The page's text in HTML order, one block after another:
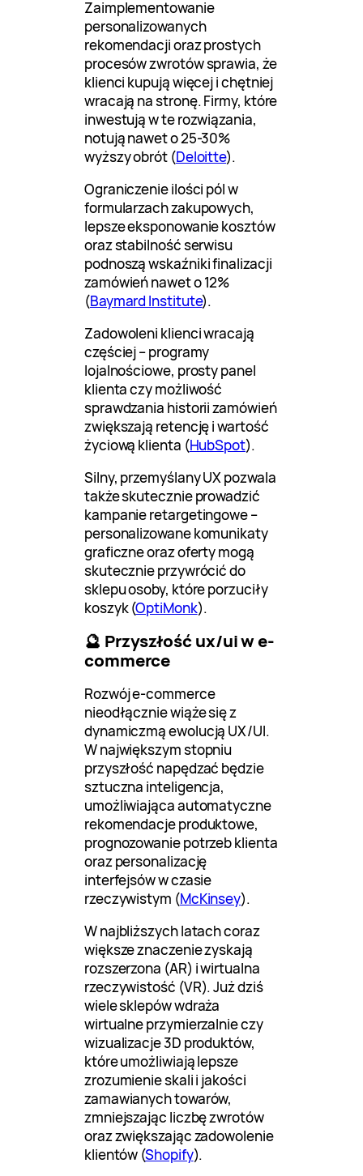
Zaimplementowanie
personalizowanych
rekomendacji oraz prostych
procesów zwrotów sprawia, że
klienci kupują więcej i chętniej
wracają na stronę. Firmy, które
inwestują w te rozwiązania,
notują nawet o 25-30%
wyższy obrót (Deloitte).
Ograniczenie ilości pól w
formularzach zakupowych,
lepsze eksponowanie kosztów
oraz stabilność serwisu
podnoszą wskaźniki finalizacji
zamówień nawet o 12%
(Baymard Institute).
Zadowoleni klienci wracają
częściej – programy
lojalnościowe, prosty panel
klienta czy możliwość
sprawdzania historii zamówień
zwiększają retencję i wartość
życiową klienta (HubSpot).
Silny, przemyślany UX pozwala
także skutecznie prowadzić
kampanie retargetingowe –
personalizowane komunikaty
graficzne oraz oferty mogą
skutecznie przywrócić do
sklepu osoby, które porzuciły
koszyk (OptiMonk).
🔮 Przyszłość ux/ui w e-
commerce
Rozwój e-commerce
nieodłącznie wiąże się z
dynamiczmą ewolucją UX/UI.
W największym stopniu
przyszłość napędzać będzie
sztuczna inteligencja,
umożliwiająca automatyczne
rekomendacje produktowe,
prognozowanie potrzeb klienta
oraz personalizację
interfejsów w czasie
rzeczywistym (McKinsey).
W najbliższych latach coraz
większe znaczenie zyskają
rozszerzona (AR) i wirtualna
rzeczywistość (VR). Już dziś
wiele sklepów wdraża
wirtualne przymierzalnie czy
wizualizacje 3D produktów,
które umożliwiają lepsze
zrozumienie skali i jakości
zamawianych towarów,
zmniejszając liczbę zwrotów
oraz zwiększając zadowolenie
klientów (Shopify).